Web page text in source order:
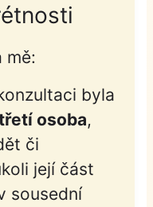
mě:
byla
osoba,
či
její část
sousední